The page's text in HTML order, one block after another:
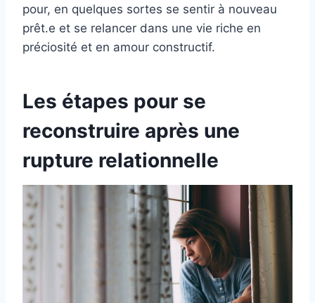
pour, en quelques sortes se sentir à nouveau
prêt.e et se relancer dans une vie riche en
préciosité et en amour constructif.
Les étapes pour se
reconstruire après une
rupture relationnelle